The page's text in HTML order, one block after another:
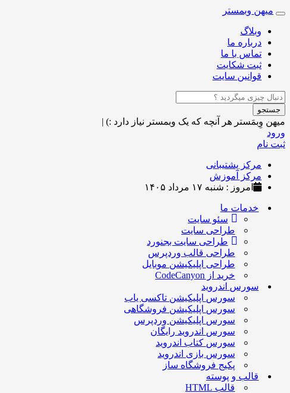
Toggle
navigation
میهن وبمستر
وبلاگ
درباره ما
تماس با ما
ثبت شکایت
قوانین سایت
جستجو
میهن وِبمَستر هر آنچه که یک وبمستر نیاز دارد :) |
ورود
ثبت نام
مرکز پشتیبانی
مرکز آموزش
امروز : شنبه ۱۷ مرداد ۱۴۰۵
خدمات ما
سئو سایت
طراحی سایت
طراحی سایت بجنورد
طراحی قالب وردپرس
طراحی اپلیکیشن موبایل
خرید از CodeCanyon
سورس اندروید
سورس اپلیکیشن تاکسی یاب
سورس اپلیکیشن فروشگاهی
سورس اپلیکیشن وردپرس
سورس اندروید رایگان
سورس کتاب اندروید
سورس بازی اندروید
پکیج فروشگاه ساز
قالب و پوسته
قالب HTML